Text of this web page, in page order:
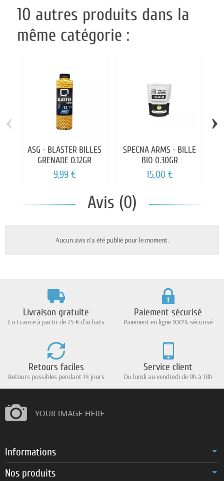
10 autres produits dans la
même catégorie :
ASG - BLASTER BILLES
GRENADE 0.12GR
9,99 €
SPECNA ARMS - BILLE
BIO 0.30GR
15,00 €
‹ ›
Avis (0)
Aucun avis n'a été publié pour le moment.
Livraison gratuite
En France à partir de 75 € d'achats
Paiement sécurisé
Paiement en ligne 100% sécurisé
Retours faciles
Retours possibles pendant 14 jours
Service client
Du lundi au vendredi de 9h à 18h
Informations
Nos produits